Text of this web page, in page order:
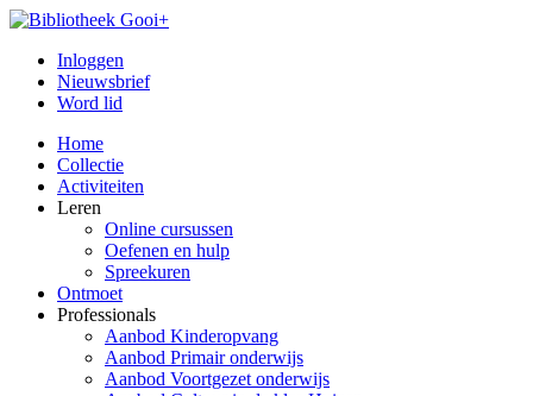
Inloggen
Nieuwsbrief
Word lid
Home
Collectie
Activiteiten
Leren
Online cursussen
Oefenen en hulp
Spreekuren
Ontmoet
Professionals
Aanbod Kinderopvang
Aanbod Primair onderwijs
Aanbod Voortgezet onderwijs